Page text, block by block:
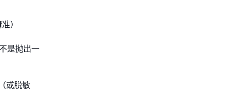
）
是抛出一
或脱敏